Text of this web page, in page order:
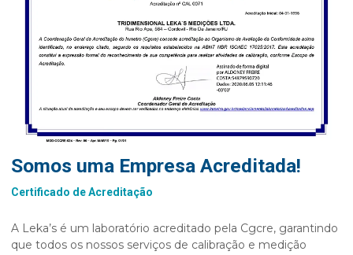
Somos uma Empresa Acreditada!
Certificado de Acreditação
A Leka’s é um laboratório acreditado pela Cgcre, garantindo
que todos os nossos serviços de calibração e medição